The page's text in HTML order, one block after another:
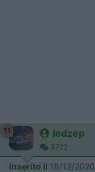
11 ledzep
3722
Inserito il 18/12/2020